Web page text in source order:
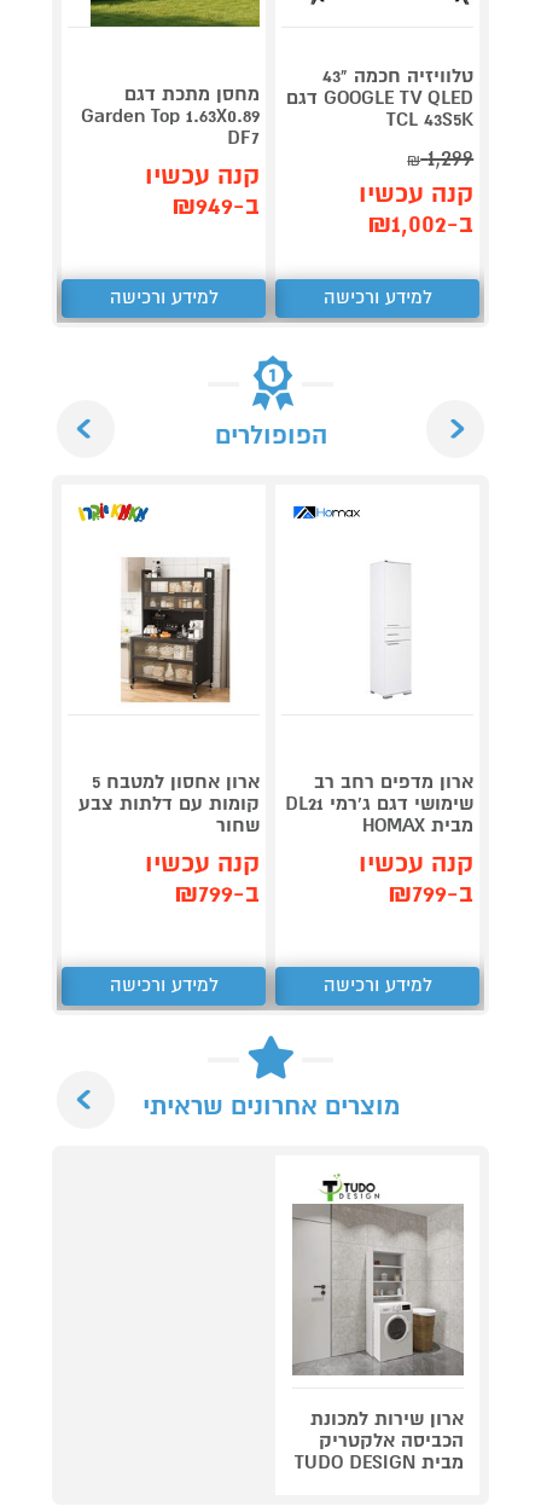
טלוויזיה חכמה "43
GOOGLE TV QLED דגם
TCL 43S5K
1,299
₪
קנה עכשיו
ב-₪1,002
למידע ורכישה
מחסן מתכת דגם
Garden Top 1.63X0.89
DF7
קנה עכשיו
ב-₪949
למידע ורכישה
הפופולרים
ארון מדפים רחב רב
שימושי דגם ג'רמי DL21
מבית HOMAX
קנה עכשיו
ב-₪799
למידע ורכישה
ארון אחסון למטבח 5
קומות עם דלתות צבע
שחור
קנה עכשיו
ב-₪799
למידע ורכישה
מוצרים אחרונים שראיתי
ארון שירות למכונת
הכביסה אלקטריק
מבית TUDO DESIGN